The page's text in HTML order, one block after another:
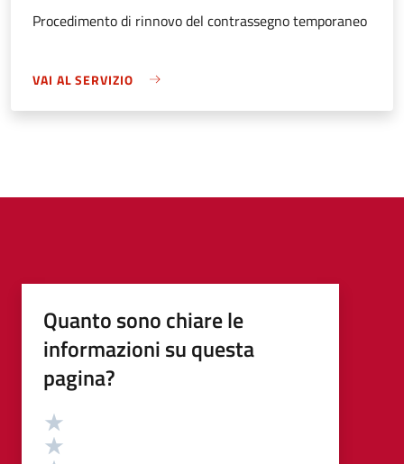
Procedimento di rinnovo del contrassegno temporaneo
VAI AL SERVIZIO
Quanto sono chiare le
informazioni su questa
pagina?
Valutazione